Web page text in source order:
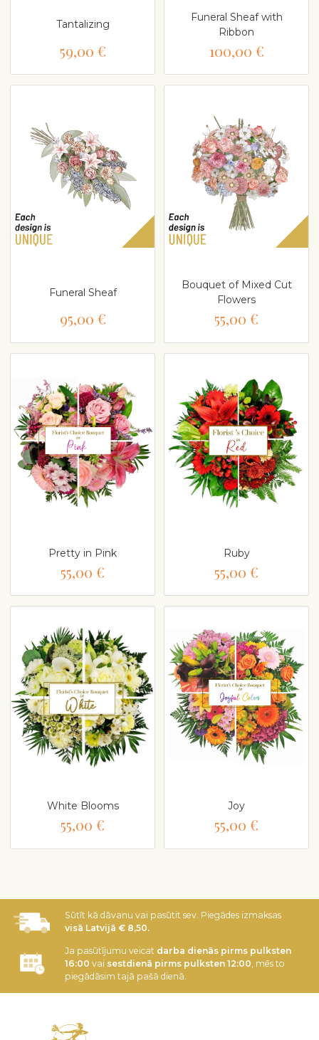
Tantalizing
59,00 €
Funeral Sheaf with
Ribbon
100,00 €
Funeral Sheaf
95,00 €
Bouquet of Mixed Cut
Flowers
55,00 €
Pretty in Pink
55,00 €
Ruby
55,00 €
White Blooms
55,00 €
Joy
55,00 €
Sūtīt kā dāvanu vai pasūtit sev. Piegādes izmaksas
visā Latvijā € 8,50.
Ja pasūtījumu veicat darba dienās pirms pulksten
16:00 vai sestdienā pirms pulksten 12:00 , mēs to
piegādāsim tajā pašā dienā.